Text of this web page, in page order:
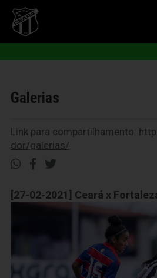
Galerias
Link para compartilhamento:
dor/galerias/
[27-02-2021] Ceará x